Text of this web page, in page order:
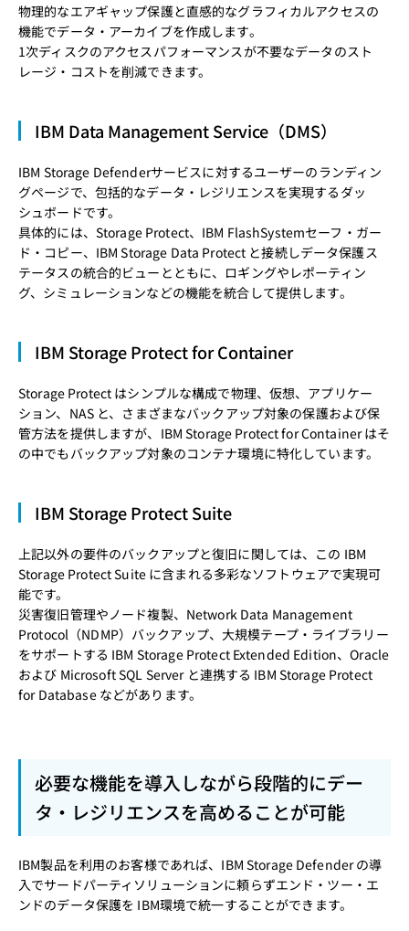
物理的なエアギャップ保護と直感的なグラフィカルアクセスの
機能でデータ・アーカイブを作成します。
1次ディスクのアクセスパフォーマンスが不要なデータのスト
レージ・コストを削減できます。
IBM Data Management Service（DMS）
IBM Storage Defenderサービスに対するユーザーのランディン
グページで、包括的なデータ・レジリエンスを実現するダッ
シュボードです。
具体的には、Storage Protect、IBM FlashSystemセーフ・ガー
ド・コピー、IBM Storage Data Protect と接続しデータ保護ス
テータスの統合的ビューとともに、ロギングやレポーティン
グ、シミュレーションなどの機能を統合して提供します。
IBM Storage Protect for Container
Storage Protect はシンプルな構成で物理、仮想、アプリケー
ション、NAS と、さまざまなバックアップ対象の保護および保
管方法を提供しますが、IBM Storage Protect for Container はそ
の中でもバックアップ対象のコンテナ環境に特化しています。
IBM Storage Protect Suite
上記以外の要件のバックアップと復旧に関しては、この IBM
Storage Protect Suite に含まれる多彩なソフトウェアで実現可
能です。
災害復旧管理やノード複製、Network Data Management
Protocol（NDMP）バックアップ、大規模テープ・ライブラリー
をサポートする IBM Storage Protect Extended Edition、Oracle
および Microsoft SQL Server と連携する IBM Storage Protect
for Database などがあります。
必要な機能を導入しながら段階的にデー
タ・レジリエンスを高めることが可能
IBM製品を利用のお客様であれば、IBM Storage Defender の導
入でサードパーティソリューションに頼らずエンド・ツー・エ
ンドのデータ保護を IBM環境で統一することができます。